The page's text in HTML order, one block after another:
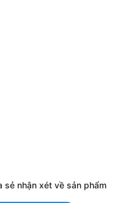
sẻ nhận xét về sản phẩm